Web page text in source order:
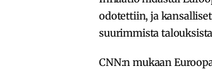
odotettiin, ja
suurimmista
CNN:n mukaan